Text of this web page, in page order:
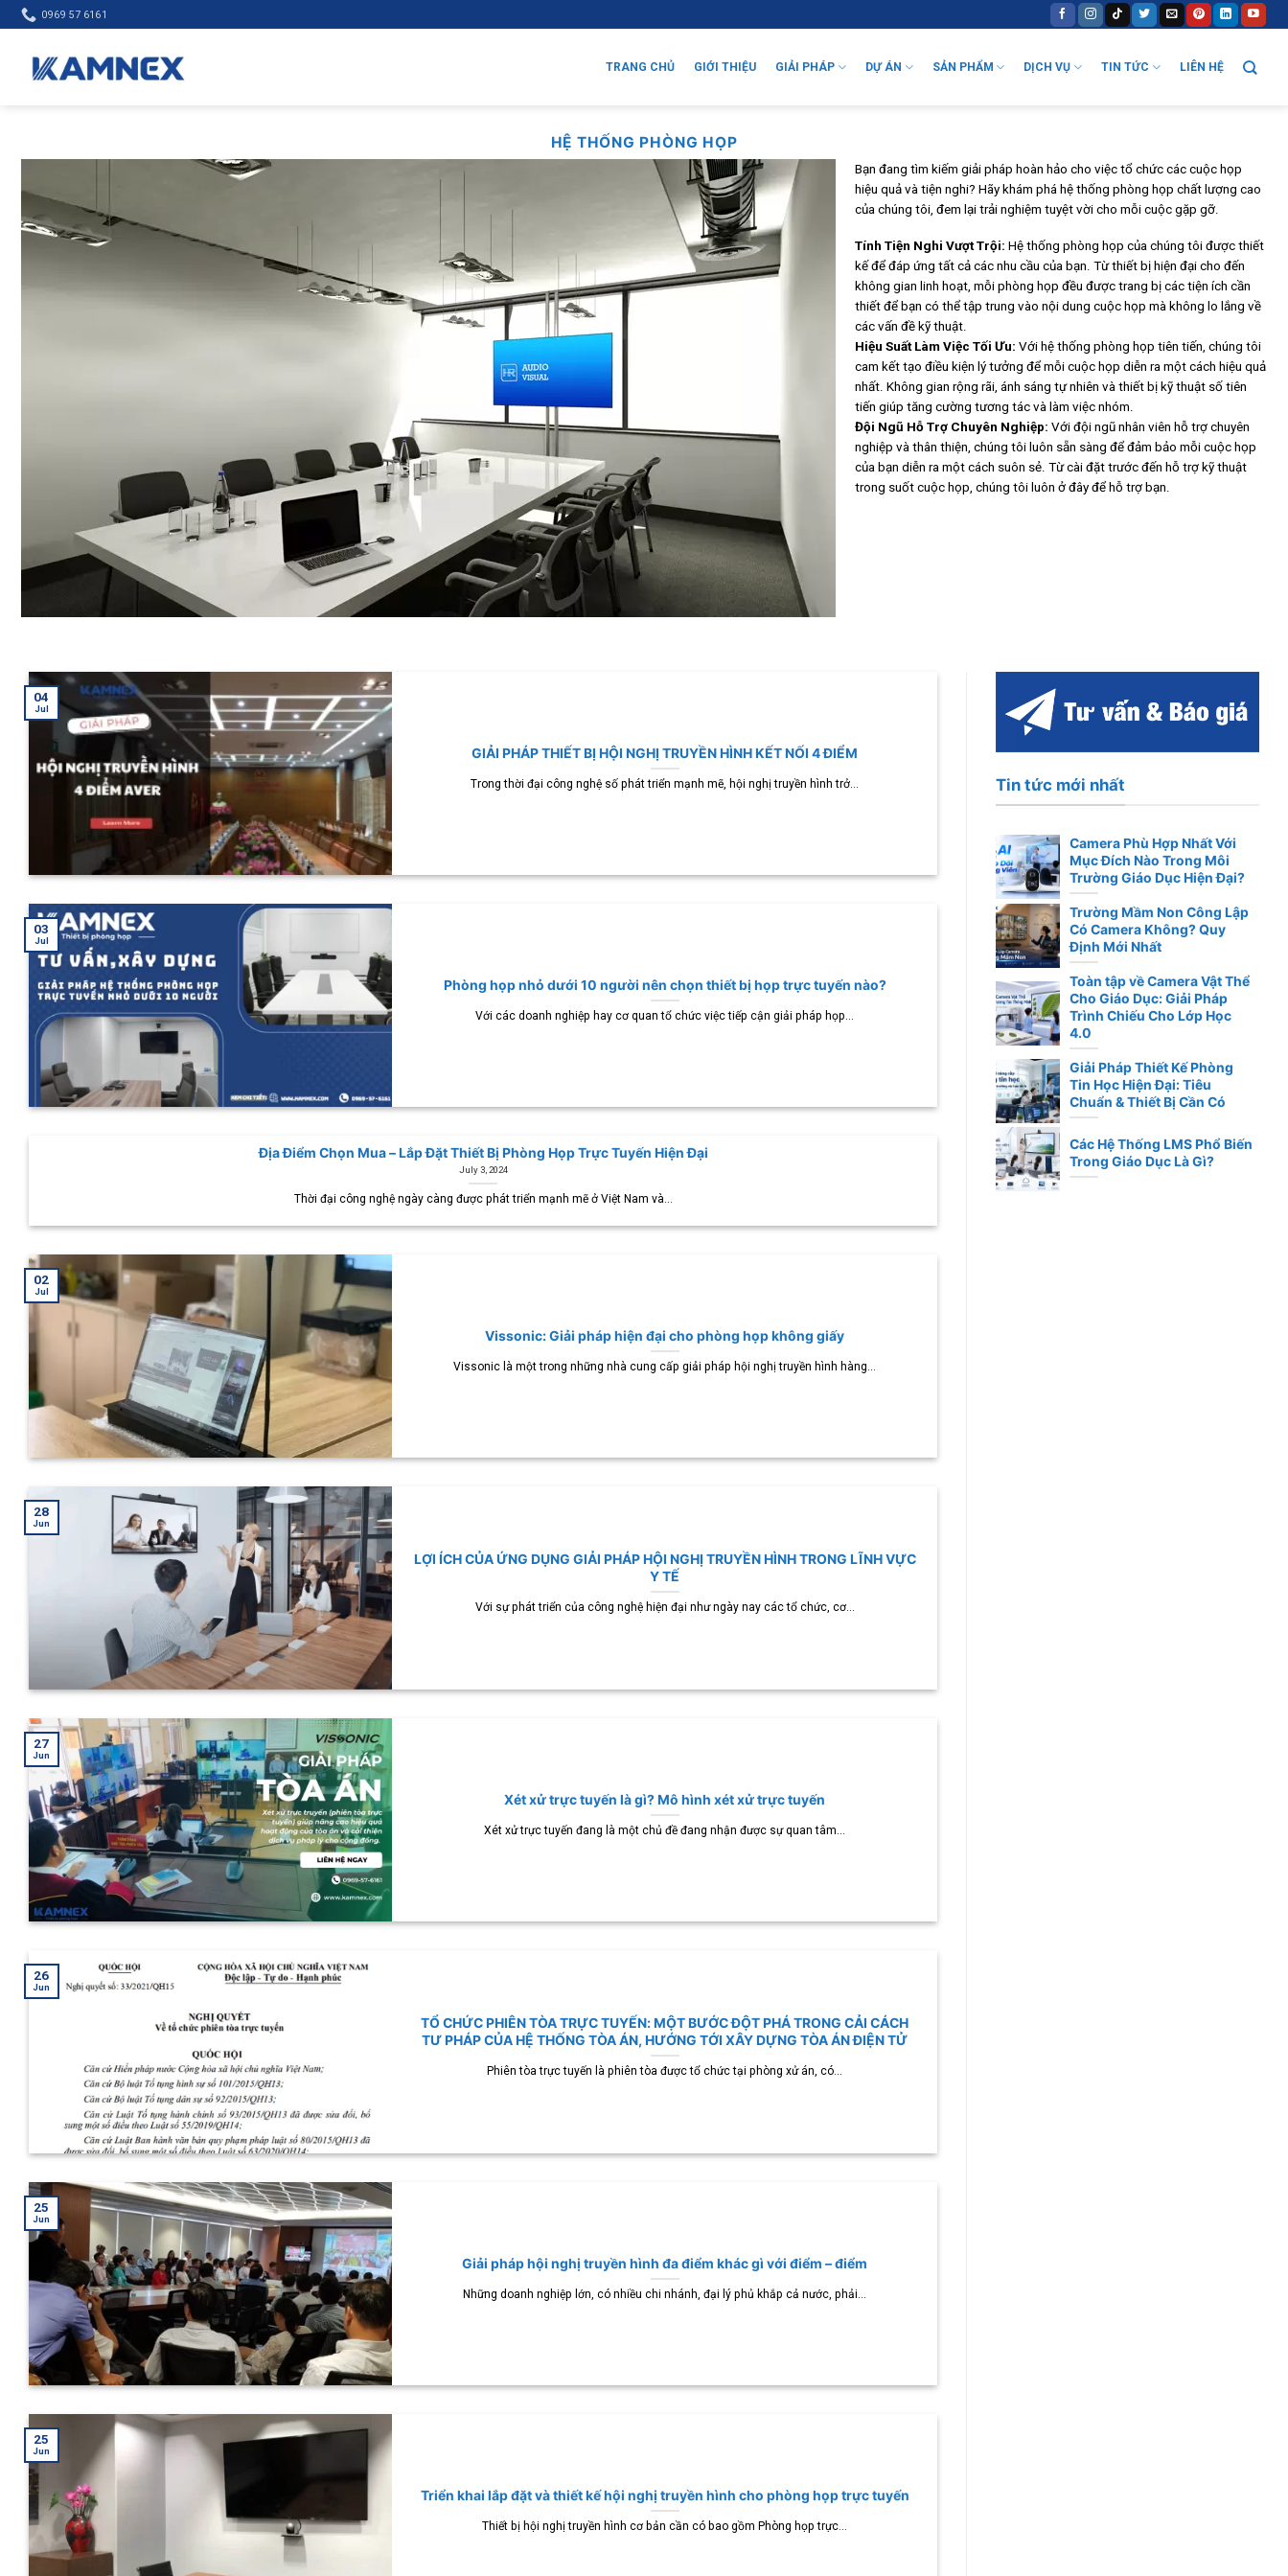
Skip
to
0969 57 6161
TRANG CHỦ GIỚI THIỆU GIẢI PHÁP DỰ ÁN SẢN PHẨM DỊCH VỤ TIN TỨC LIÊN HỆ
HỆ THỐNG PHÒNG HỌP
Bạn đang tìm kiếm giải pháp hoàn hảo cho việc tổ chức các cuộc họp
hiệu quả và tiện nghi? Hãy khám phá hệ thống phòng họp chất lượng cao
của chúng tôi, đem lại trải nghiệm tuyệt vời cho mỗi cuộc gặp gỡ.
Tính Tiện Nghi Vượt Trội: Hệ thống phòng họp của chúng tôi được thiết
kế để đáp ứng tất cả các nhu cầu của bạn. Từ thiết bị hiện đại cho đến
không gian linh hoạt, mỗi phòng họp đều được trang bị các tiện ích cần
thiết để bạn có thể tập trung vào nội dung cuộc họp mà không lo lắng về
các vấn đề kỹ thuật.
Hiệu Suất Làm Việc Tối Ưu: Với hệ thống phòng họp tiên tiến, chúng tôi
cam kết tạo điều kiện lý tưởng để mỗi cuộc họp diễn ra một cách hiệu quả
nhất. Không gian rộng rãi, ánh sáng tự nhiên và thiết bị kỹ thuật số tiên
tiến giúp tăng cường tương tác và làm việc nhóm.
Đội Ngũ Hỗ Trợ Chuyên Nghiệp: Với đội ngũ nhân viên hỗ trợ chuyên
nghiệp và thân thiện, chúng tôi luôn sẵn sàng để đảm bảo mỗi cuộc họp
của bạn diễn ra một cách suôn sẻ. Từ cài đặt trước đến hỗ trợ kỹ thuật
trong suốt cuộc họp, chúng tôi luôn ở đây để hỗ trợ bạn.
GIẢI PHÁP THIẾT BỊ HỘI NGHỊ TRUYỀN HÌNH KẾT NỐI 4 ĐIỂM
Trong thời đại công nghệ số phát triển mạnh mẽ, hội nghị truyền hình trở...
04
Jul
Phòng họp nhỏ dưới 10 người nên chọn thiết bị họp trực tuyến nào?
Với các doanh nghiệp hay cơ quan tổ chức việc tiếp cận giải pháp họp...
03
Jul
Địa Điểm Chọn Mua – Lắp Đặt Thiết Bị Phòng Họp Trực Tuyến Hiện Đại
July 3, 2024
Thời đại công nghệ ngày càng được phát triển mạnh mẽ ở Việt Nam và...
Vissonic: Giải pháp hiện đại cho phòng họp không giấy
Vissonic là một trong những nhà cung cấp giải pháp hội nghị truyền hình hàng...
02
Jul
LỢI ÍCH CỦA ỨNG DỤNG GIẢI PHÁP HỘI NGHỊ TRUYỀN HÌNH TRONG LĨNH VỰC
Y TẾ
Với sự phát triển của công nghệ hiện đại như ngày nay các tổ chức, cơ...
28
Jun
Xét xử trực tuyến là gì? Mô hình xét xử trực tuyến
Xét xử trực tuyến đang là một chủ đề đang nhận được sự quan tâm...
27
Jun
TỔ CHỨC PHIÊN TÒA TRỰC TUYẾN: MỘT BƯỚC ĐỘT PHÁ TRONG CẢI CÁCH
TƯ PHÁP CỦA HỆ THỐNG TÒA ÁN, HƯỚNG TỚI XÂY DỰNG TÒA ÁN ĐIỆN TỬ
Phiên tòa trực tuyến là phiên tòa được tổ chức tại phòng xử án, có...
26
Jun
Giải pháp hội nghị truyền hình đa điểm khác gì với điểm – điểm
Những doanh nghiệp lớn, có nhiều chi nhánh, đại lý phủ khắp cả nước, phải...
25
Jun
Triển khai lắp đặt và thiết kế hội nghị truyền hình cho phòng họp trực tuyến
Thiết bị hội nghị truyền hình cơ bản cần có bao gồm Phòng họp trực...
25
Jun
Tin tức mới nhất
Camera Phù Hợp Nhất Với
Mục Đích Nào Trong Môi
Trường Giáo Dục Hiện Đại?
Trường Mầm Non Công Lập
Có Camera Không? Quy
Định Mới Nhất
Toàn tập về Camera Vật Thể
Cho Giáo Dục: Giải Pháp
Trình Chiếu Cho Lớp Học
4.0
Giải Pháp Thiết Kế Phòng
Tin Học Hiện Đại: Tiêu
Chuẩn & Thiết Bị Cần Có
Các Hệ Thống LMS Phổ Biến
Trong Giáo Dục Là Gì?